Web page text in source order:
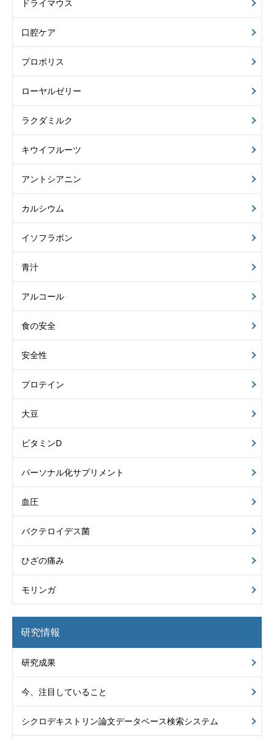
ドライマウス
口腔ケア
プロポリス
ローヤルゼリー
ラクダミルク
キウイフルーツ
アントシアニン
カルシウム
イソフラボン
青汁
アルコール
食の安全
安全性
プロテイン
大豆
ビタミンD
パーソナル化サプリメント
血圧
バクテロイデス菌
ひざの痛み
モリンガ
研究情報
研究成果
今、注目していること
シクロデキストリン論文データベース検索システム